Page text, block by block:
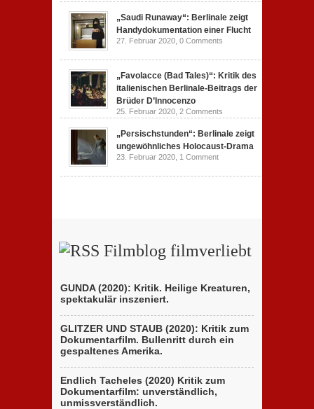
„Saudi Runaway“: Berlinale zeigt
Handydokumentation einer Flucht
27. Februar 2020, 0 Comments
„Favolacce (Bad Tales)“: Kritik des
italienischen Berlinale-Beitrags der
Brüder D’Innocenzo
25. Februar 2020, 2 Comments
„Persischstunden“: Berlinale zeigt
ungewöhnliches Holocaust-Drama
23. Februar 2020, 1 Comment
Filmblog filmverliebt
GUNDA (2020): Kritik. Heilige Kreaturen,
spektakulär inszeniert.
GLITZER UND STAUB (2020): Kritik zum
Dokumentarfilm. Bullenritt durch ein
gespaltenes Amerika.
Endlich Tacheles (2020) Kritik zum
Dokumentarfilm: unverständlich,
unmissverständlich.